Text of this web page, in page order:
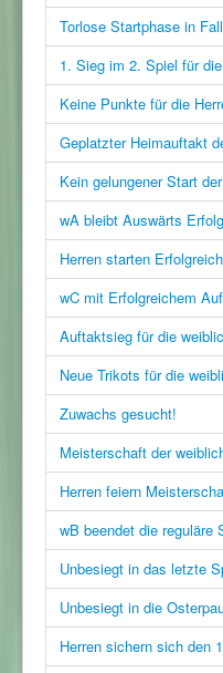
Torlose Startphase in
1. Sieg im 2. Spiel für
Keine Punkte für die
Geplatzter Heimauftakt
Kein gelungener Start
wA bleibt Auswärts
Herren starten
wC mit Erfolgreichem
Auftaktsieg für die
Neue Trikots für die
Zuwachs gesucht!
Meisterschaft der
Herren feiern
wB beendet die reguläre
Unbesiegt in das letzte
Unbesiegt in die
Herren sichern sich den